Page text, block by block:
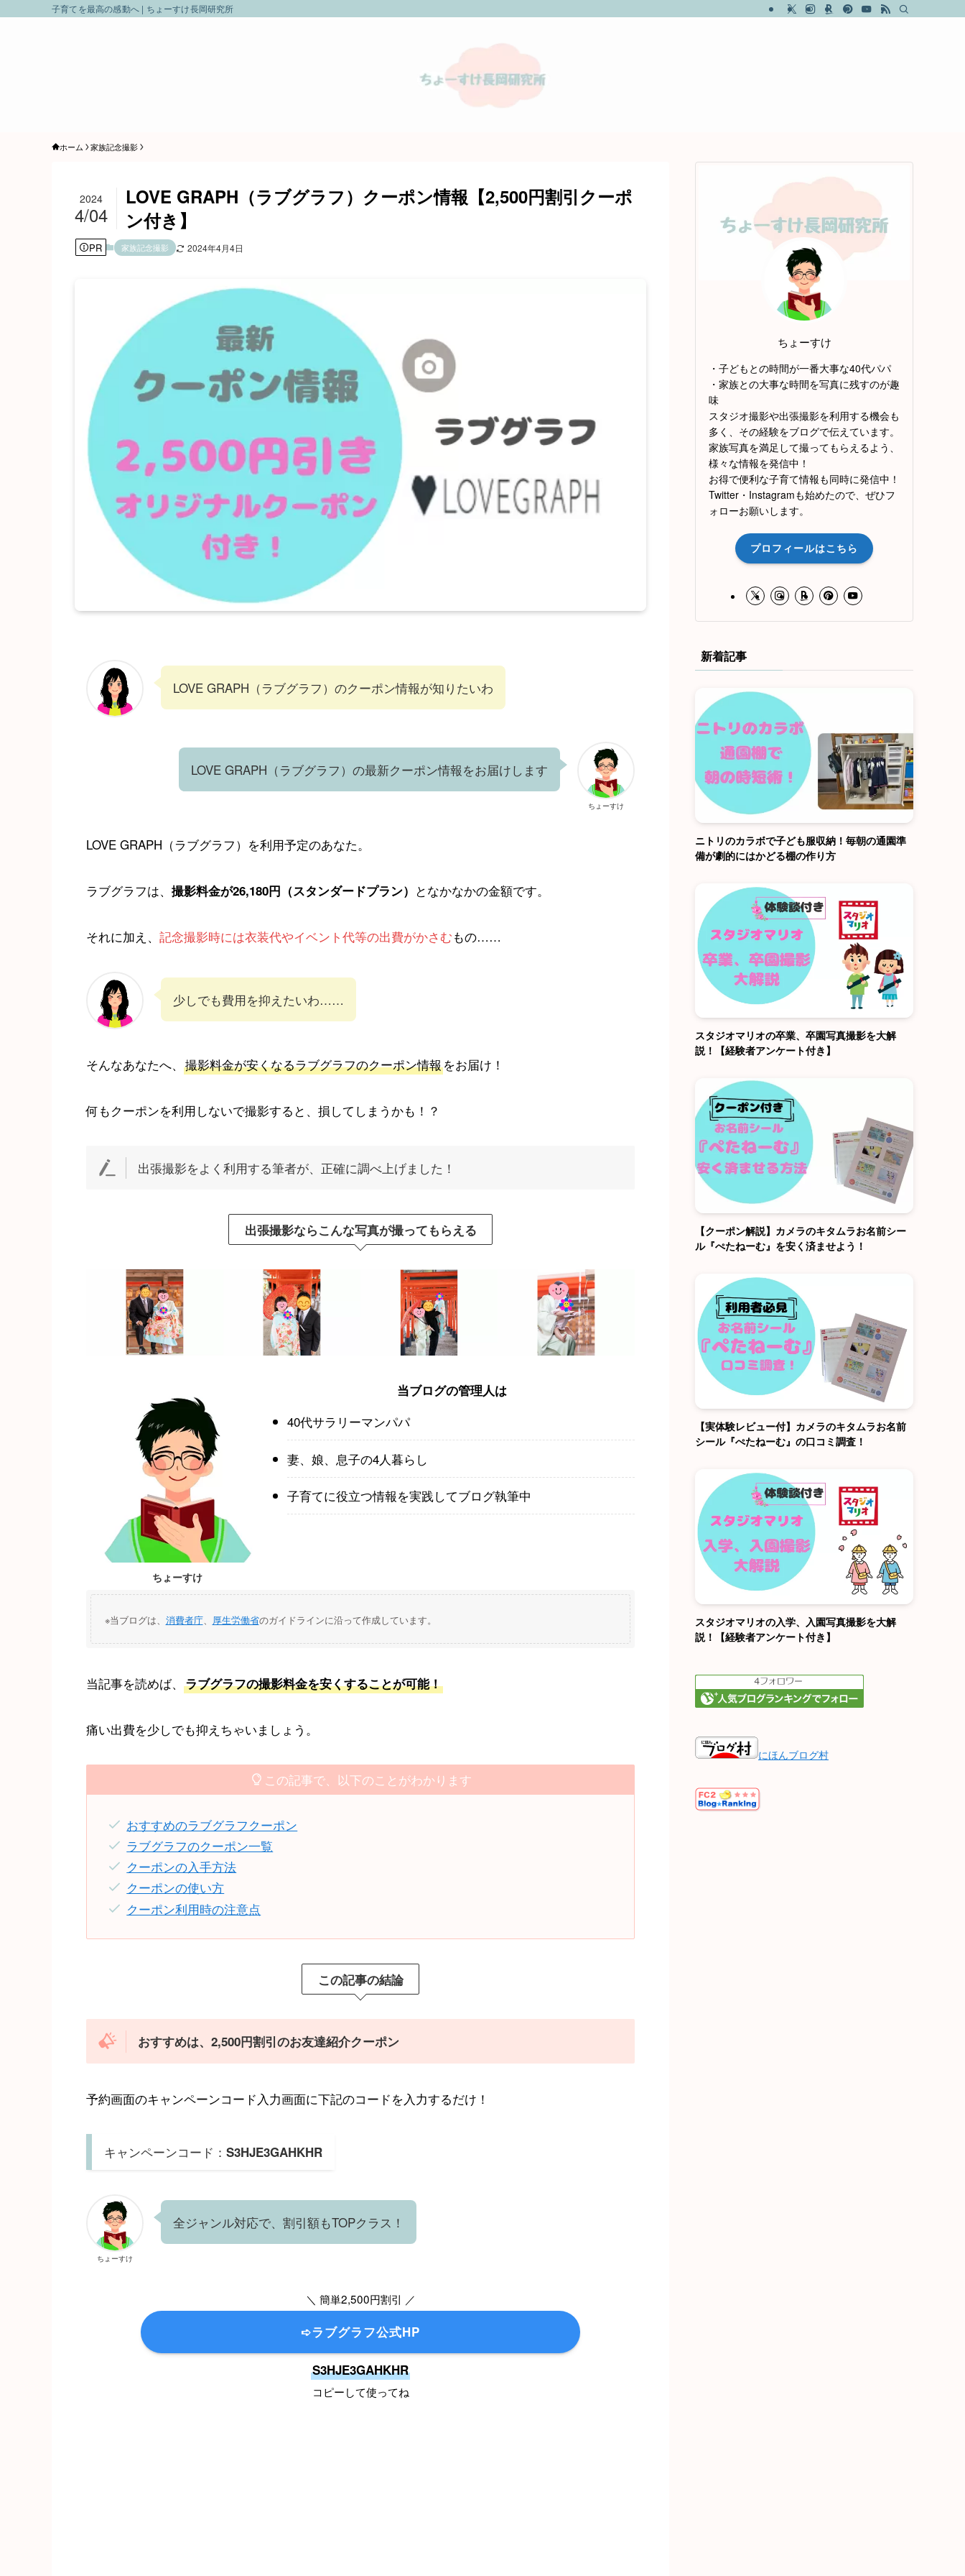
子育てを最高の感動へ | ちょーすけ長岡研究所
ホーム 家族記念撮影
LOVE GRAPH（ラブグラフ）クーポン情報【2,500円割引クーポ
ン付き】
2024
4/04
PR 家族記念撮影 2024年4月4日
LOVE GRAPH（ラブグラフ）のクーポン情報が知りたいわ
ちょーすけ
LOVE GRAPH（ラブグラフ）の最新クーポン情報をお届けします
LOVE GRAPH（ラブグラフ）を利用予定のあなた。
ラブグラフは、 撮影料金が26,180円（スタンダードプラン） となかなかの金額です。
それに加え、 記念撮影時には衣装代やイベント代等の出費がかさむもの……
少しでも費用を抑えたいわ……
そんなあなたへ、 撮影料金が安くなるラブグラフのクーポン情報をお届け！
何もクーポンを利用しないで撮影すると、損してしまうかも！？
出張撮影をよく利用する筆者が、正確に調べ上げました！
出張撮影ならこんな写真が撮ってもらえる
ちょーすけ
当ブログの管理人は
40代サラリーマンパパ
妻、娘、息子の4人暮らし
子育てに役立つ情報を実践してブログ執筆中
※当ブログは、 消費者庁、 厚生労働省のガイドラインに沿って作成しています。
当記事を読めば、 ラブグラフの撮影料金を安くすることが可能！
痛い出費を少しでも抑えちゃいましょう。
この記事で、以下のことがわかります
おすすめのラブグラフクーポン
ラブグラフのクーポン一覧
クーポンの入手方法
クーポンの使い方
クーポン利用時の注意点
この記事の結論
おすすめは、2,500円割引のお友達紹介クーポン
予約画面のキャンペーンコード入力画面に下記のコードを入力するだけ！
キャンペーンコード： S3HJE3GAHKHR
ちょーすけ
全ジャンル対応で、割引額もTOPクラス！
＼ 簡単2,500円割引 ／
➪ラブグラフ公式HP
S3HJE3GAHKHR
コピーして使ってね
ちょーすけ
・子どもとの時間が一番大事な40代パパ
・家族との大事な時間を写真に残すのが趣
味
スタジオ撮影や出張撮影を利用する機会も
多く、その経験をブログで伝えています。
家族写真を満足して撮ってもらえるよう、
様々な情報を発信中！
お得で便利な子育て情報も同時に発信中！
Twitter・Instagramも始めたので、ぜひフ
ォローお願いします。
プロフィールはこちら
新着記事
ニトリのカラボで子ども服収納！毎朝の通園準
備が劇的にはかどる棚の作り方
スタジオマリオの卒業、卒園写真撮影を大解
説！【経験者アンケート付き】
【クーポン解説】カメラのキタムラお名前シー
ル『ぺたねーむ』を安く済ませよう！
【実体験レビュー付】カメラのキタムラお名前
シール『ぺたねーむ』の口コミ調査！
スタジオマリオの入学、入園写真撮影を大解
説！【経験者アンケート付き】
にほんブログ村